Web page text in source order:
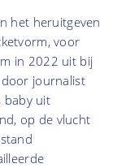
het heruitgeven
voor
in 2022 uit bij
door journalist
baby uit
op de vlucht